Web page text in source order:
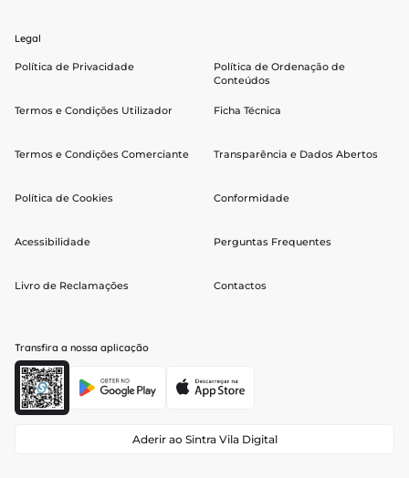
Legal
Política de Privacidade
Termos e Condições Utilizador
Termos e Condições Comerciante
Política de Cookies
Acessibilidade
Livro de Reclamações
Política de Ordenação de
Conteúdos
Ficha Técnica
Transparência e Dados Abertos
Conformidade
Perguntas Frequentes
Contactos
Transfira a nossa aplicação
Aderir ao Sintra Vila Digital